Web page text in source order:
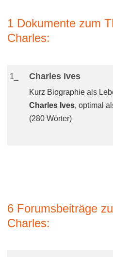
1 Dokumente zum
Charles:
1_ Charles Ives
Kurz Biographie als
Charles Ives, optimal
(280 Wörter)
6 Forumsbeiträge
Charles: